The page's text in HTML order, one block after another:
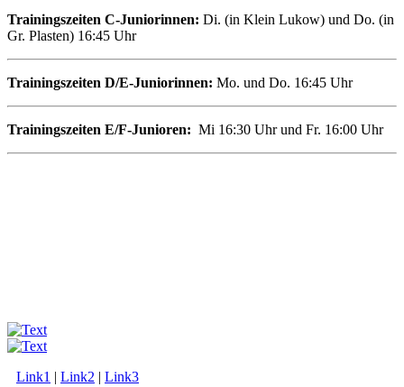
Trainingszeiten C-Juniorinnen: Di. (in Klein Lukow) und Do. (in
Gr. Plasten) 16:45 Uhr
Trainingszeiten D/E-Juniorinnen: Mo. und Do. 16:45 Uhr
Trainingszeiten E/F-Junioren: Mi 16:30 Uhr und Fr. 16:00 Uhr
Link1 | Link2 | Link3